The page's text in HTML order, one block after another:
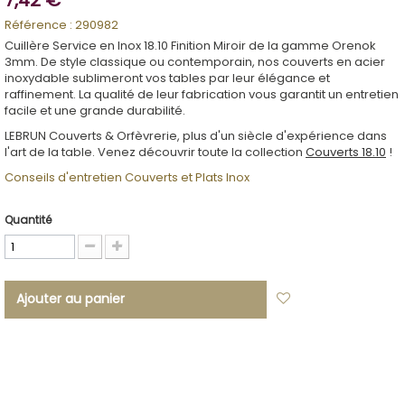
Référence : 290982
Cuillère Service en Inox 18.10 Finition Miroir de la gamme Orenok
3mm. De style classique ou contemporain, nos couverts en acier
inoxydable sublimeront vos tables par leur élégance et
raffinement. La qualité de leur fabrication vous garantit un entretien
facile et une grande durabilité.
LEBRUN Couverts & Orfèvrerie, plus d'un siècle d'expérience dans
l'art de la table. Venez découvrir toute la collection Couverts 18.10 !
Conseils d'entretien Couverts et Plats Inox
Quantité
Ajouter au panier